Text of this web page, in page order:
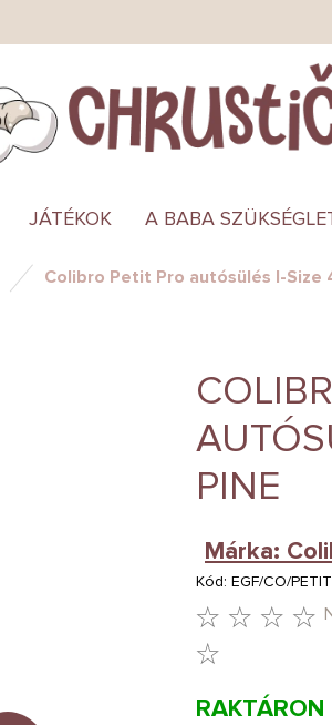
JÁTÉKOK A BABA
Colibro Petit Pro autósülés I-Size
PINE
TERMÉK
Kód: EGF/CO/
Márka:
RAKTÁRON